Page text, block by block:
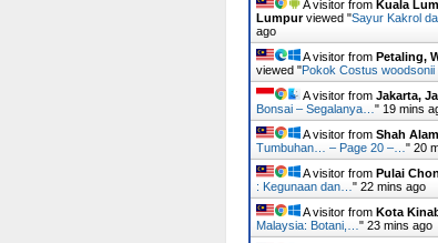
A visitor from Kuala
Lumpurviewed "Sayur Kakrol
ago
A visitor from Petaling,
viewed "Pokok Costus woodsonii
A visitor from Jakarta,
Bonsai – Segalanya… " 19 mins
A visitor from Shah
Tumbuhan… – Page 20 –… " 20
A visitor from Pulai
: Kegunaan dan… " 22 mins ago
A visitor from Kota
Malaysia: Botani,… " 23 mins ago